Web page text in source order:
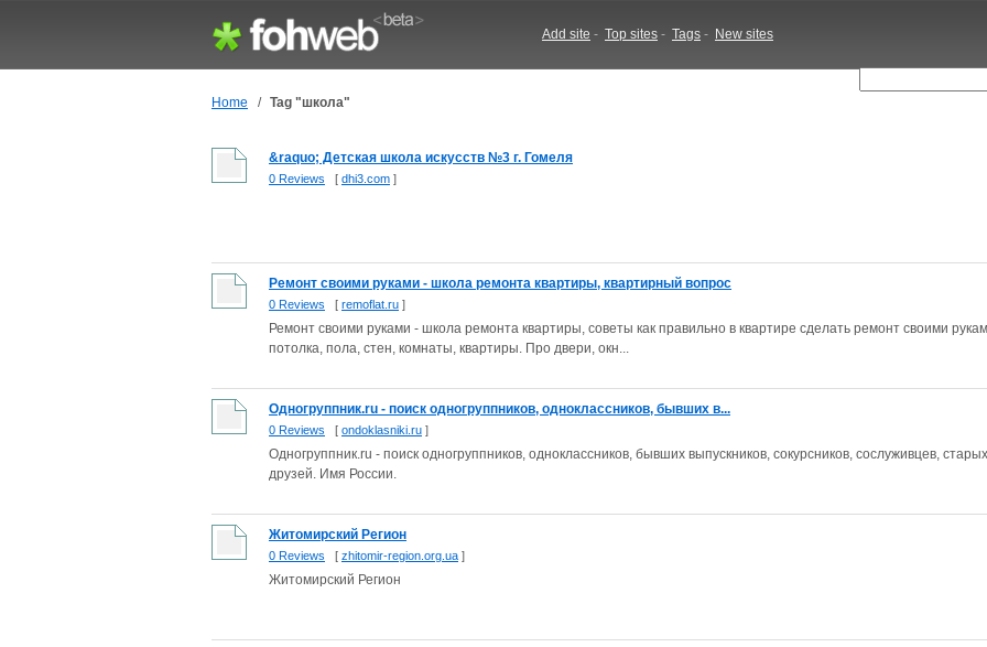
Add site - Top sites - Tags - New sites
Home / Tag "школа"
&raquo; Детская школа искусств №3 г. Гомеля
0 Reviews [ dhi3.com ]
Ремонт своими руками - школа ремонта квартиры, квартирный вопрос
0 Reviews [ remoflat.ru ]
Ремонт своими руками - школа ремонта квартиры, советы как правильно в квартире сделать ремонт своими
потолка, пола, стен, комнаты, квартиры. Про двери, окн...
Одногруппник.ru - поиск одногруппников, одноклассников, бывших в...
0 Reviews [ ondoklasniki.ru ]
Одногруппник.ru - поиск одногруппников, одноклассников, бывших выпускников, сокурсников, сослуживцев,
друзей. Имя России.
Житомирский Регион
0 Reviews [ zhitomir-region.org.ua ]
Житомирский Регион